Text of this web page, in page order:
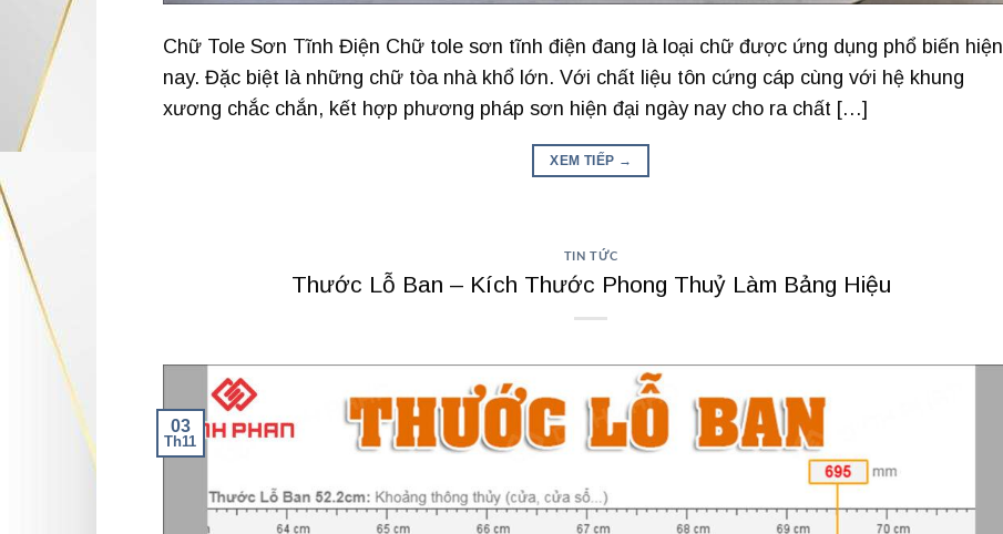
Chữ Tole Sơn Tĩnh Điện Chữ tole sơn tĩnh điện đang là loại chữ được ứng dụng phổ biến hiện
nay. Đặc biệt là những chữ tòa nhà khổ lớn. Với chất liệu tôn cứng cáp cùng với hệ khung
xương chắc chắn, kết hợp phương pháp sơn hiện đại ngày nay cho ra chất […]
XEM TIẾP →
TIN TỨC
Thước Lỗ Ban – Kích Thước Phong Thuỷ Làm Bảng Hiệu
03
Th11